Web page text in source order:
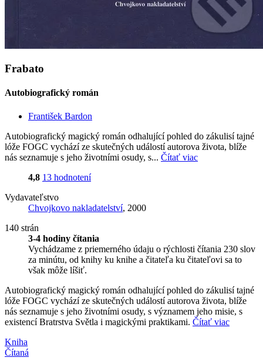
Frabato
Autobiografický román
František Bardon
Autobiografický magický román odhalující pohled do zákulisí tajné
lóže FOGC vychází ze skutečných událostí autorova života, blíže
nás seznamuje s jeho životními osudy, s... Čítať viac
4,8 13 hodnotení
Vydavateľstvo
Chvojkovo nakladatelství, 2000
140 strán
3-4 hodiny čítania
Vychádzame z priemerného údaju o rýchlosti čítania 230 slov
za minútu, od knihy ku knihe a čitateľa ku čitateľovi sa to
však môže líšiť.
Autobiografický magický román odhalující pohled do zákulisí tajné
lóže FOGC vychází ze skutečných událostí autorova života, blíže
nás seznamuje s jeho životními osudy, s významem jeho misie, s
existencí Bratrstva Světla i magickými praktikami. Čítať viac
Kniha
Čítaná